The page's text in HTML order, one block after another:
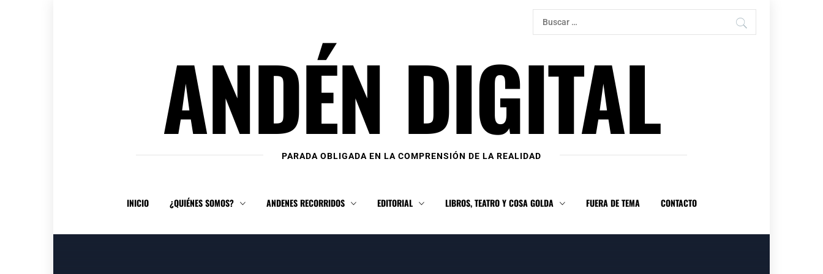
Buscar:
ANDÉN DIGITAL
PARADA OBLIGADA EN LA COMPRENSIÓN DE LA REALIDAD
INICIO ¿QUIÉNES SOMOS? ANDENES RECORRIDOS EDITORIAL LIBROS, TEATRO Y COSA GOLDA FUERA DE TEMA CONTACTO